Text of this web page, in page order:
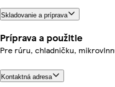
Skladovanie a príprava
Príprava a použitie
Pre rúru, chladničku,
Kontaktná adresa